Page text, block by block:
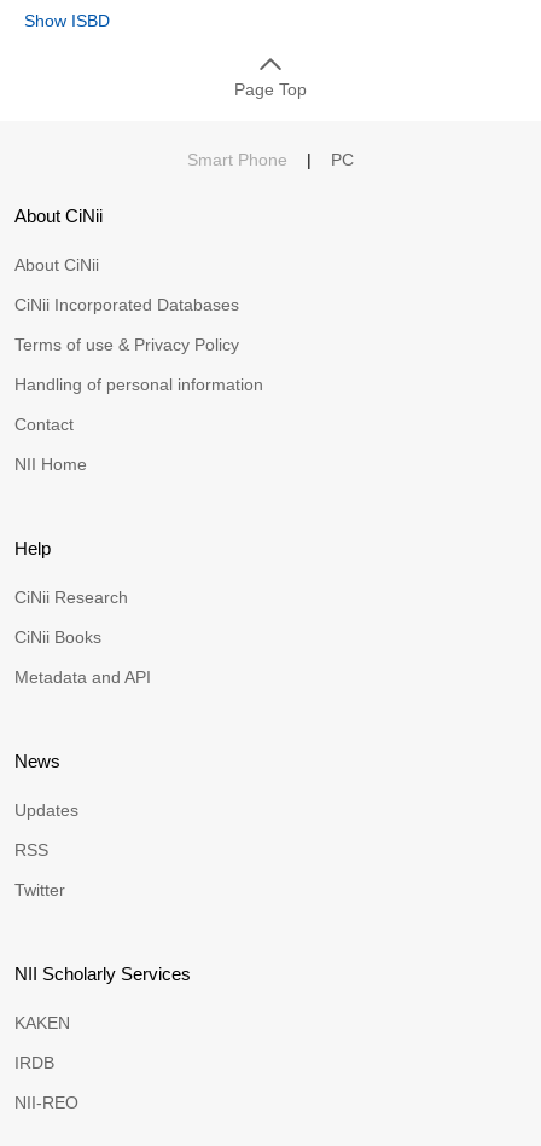
Show ISBD
Page Top
Smart Phone | PC
About CiNii
About CiNii
CiNii Incorporated Databases
Terms of use & Privacy Policy
Handling of personal information
Contact
NII Home
Help
CiNii Research
CiNii Books
Metadata and API
News
Updates
RSS
Twitter
NII Scholarly Services
KAKEN
IRDB
NII-REO